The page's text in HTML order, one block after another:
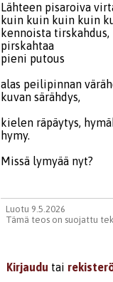
Lähteen pisaroiva
kuin kuin kuin kuin
kennoista tirskahdus,
pirskahtaa
pieni putous
alas peilipinnan
kuvan särähdys,
kielen räpäytys,
hymy.
Missä lymyää nyt?
Luotu 9.5.2026
Tämä teos on suojattu
Kirjaudu tai